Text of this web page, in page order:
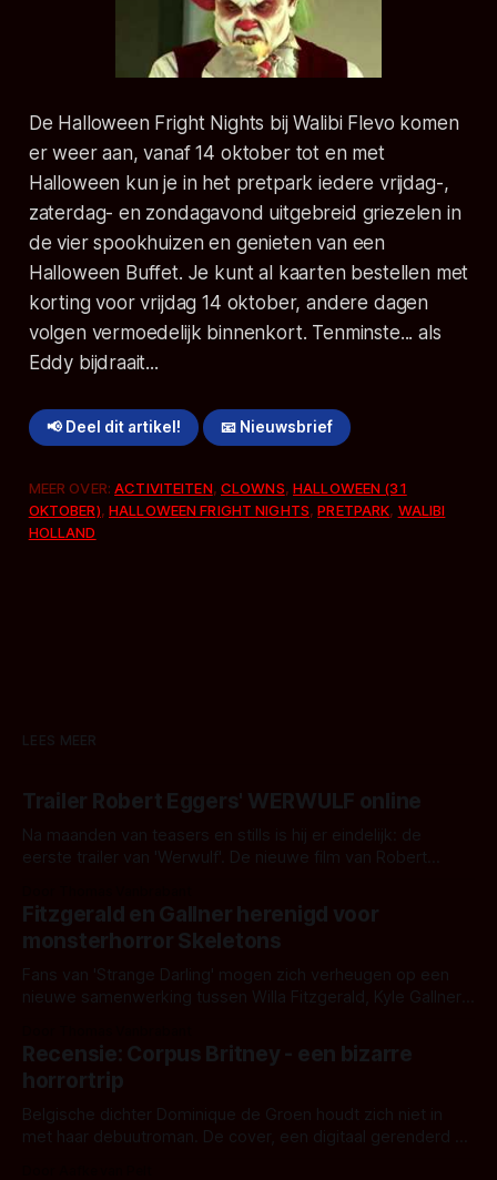
De Halloween Fright Nights bij Walibi Flevo komen
er weer aan, vanaf 14 oktober tot en met
Halloween kun je in het pretpark iedere vrijdag-,
zaterdag- en zondagavond uitgebreid griezelen in
de vier spookhuizen en genieten van een
Halloween Buffet. Je kunt al kaarten bestellen met
korting voor vrijdag 14 oktober, andere dagen
volgen vermoedelijk binnenkort. Tenminste... als
Eddy bijdraait...
📢 Deel dit artikel! 📧 Nieuwsbrief
MEER OVER:ACTIVITEITEN, CLOWNS,HALLOWEEN (31
OKTOBER),HALLOWEEN FRIGHT NIGHTS,PRETPARK, WALIBI
HOLLAND
LEES MEER
Trailer Robert Eggers' WERWULF online
Na maanden van teasers en stills is hij er eindelijk: de
eerste trailer van 'Werwulf'. De nieuwe film van Robert
kille stijl vol folklore en mythe. Het topic deze keer is (kon
het het al raden?)... de weerwolf. Kijk je mee?
Fitzgerald en Gallner herenigd voor
monsterhorror Skeletons
Fans van 'Strange Darling' mogen zich verheugen op een
nieuwe samenwerking tussen Willa Fitzgerald, Kyle Gallner
'Skeletons', een nieuwe creature feature waarvoor de
opnames zijn gestart in Australië.
Recensie: Corpus Britney - een bizarre
horrortrip
Belgische dichter Dominique de Groen houdt zich niet in
met haar debuutroman. De cover, een digitaal gerenderd en